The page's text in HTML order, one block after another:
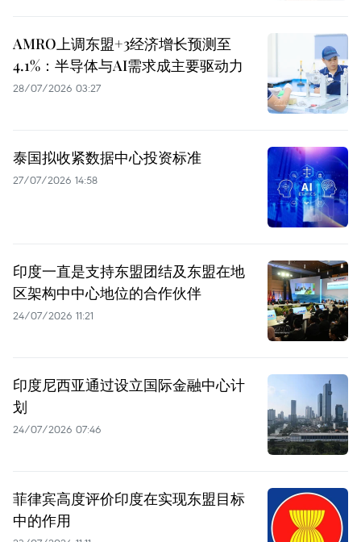
AMRO上调东盟+3经济增长预测至
4.1%：半导体与AI需求成主要驱动力
28/07/2026 03:27
泰国拟收紧数据中心投资标准
27/07/2026 14:58
印度一直是支持东盟团结及东盟在地
区架构中中心地位的合作伙伴
24/07/2026 11:21
印度尼西亚通过设立国际金融中心计
划
24/07/2026 07:46
菲律宾高度评价印度在实现东盟目标
中的作用